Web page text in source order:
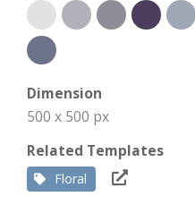
Dimension
500 x 500 px
Related Templates
Floral